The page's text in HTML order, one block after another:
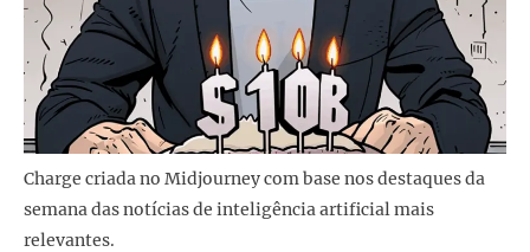
Charge criada no Midjourney com base nos destaques da
semana das notícias de inteligência artificial mais
relevantes.